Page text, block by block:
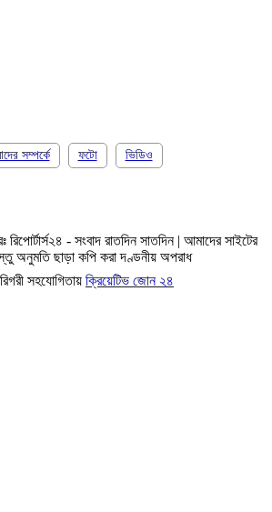
সম্পর্কে ফটো ভিডিও
- সংবাদ রাতদিন সাতদিন | আমাদের সাইটের
অনুমতি ছাড়া কপি করা দণ্ডনীয় অপরাধ
সহযোগিতায় ক্রিয়েটিভ জোন ২৪